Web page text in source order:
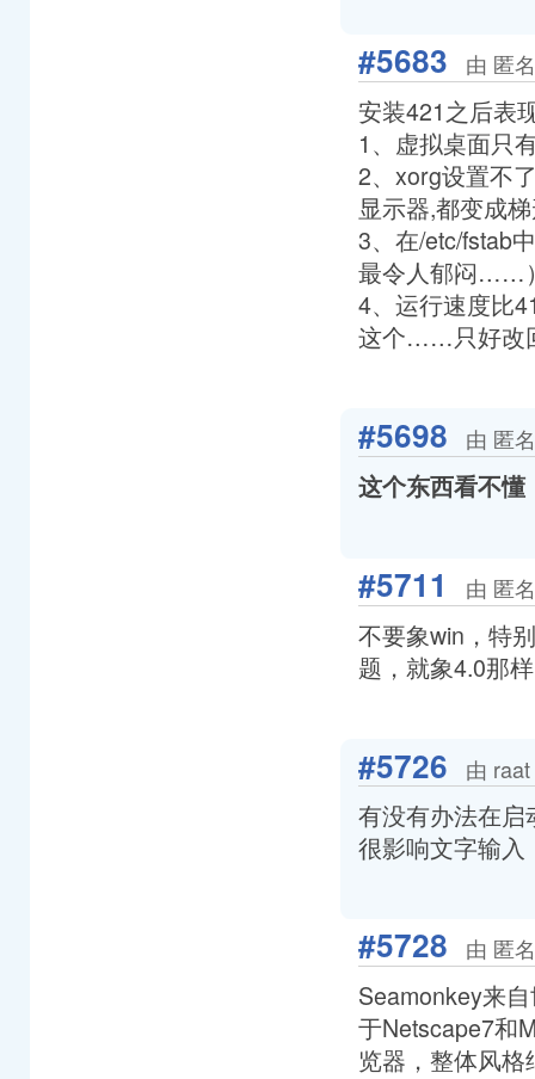
#5683 由 匿
安装421之后表
1、虚拟桌面只
2、xorg设置不
显示器,都变成
3、在/etc/fstab
最令人郁闷……
4、运行速度比
这个……只好
#5698 由 匿
这个东西看不懂
#5711 由 匿
不要象win，特
题，就象4.0那样
#5726 由
有没有办法在启
很影响文字输入
#5728 由 匿
Seamonkey来
于Netscape7和
览器，整体风